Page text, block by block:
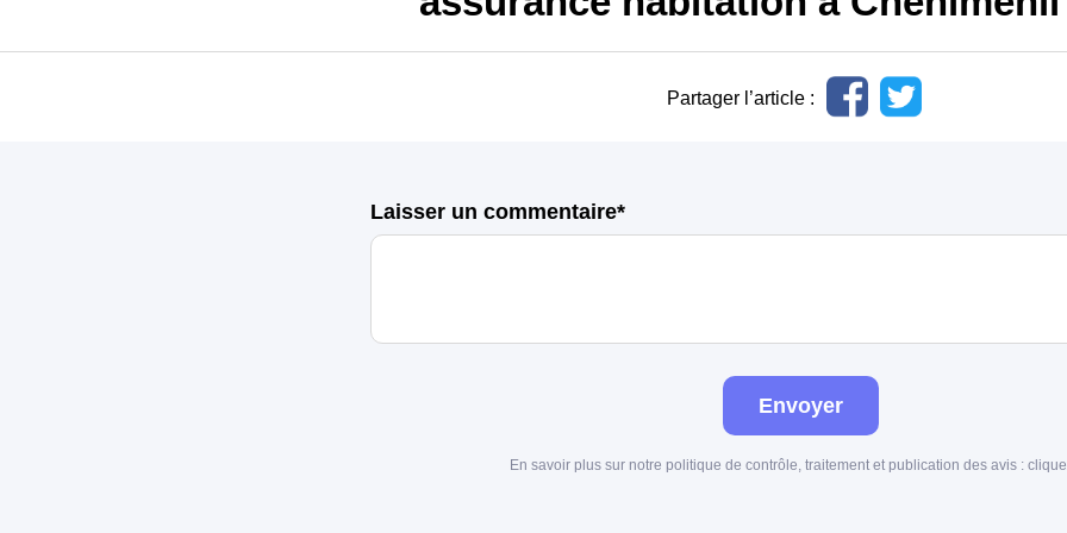
Partager l’article :
Laisser un commentaire*
Envoyer
En savoir plus sur notre politique de contrôle, traitement et publication des avis :